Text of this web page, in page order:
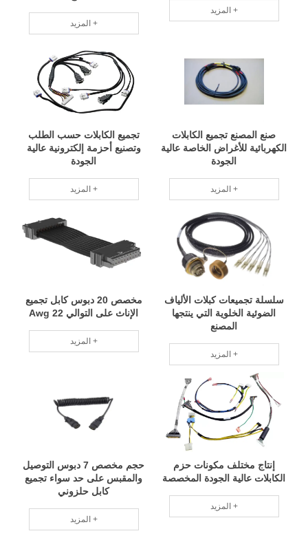
المزيد +
المزيد +
تجميع الكابلات حسب الطلب
وتصنيع أحزمة إلكترونية عالية
الجودة
المزيد +
صنع المصنع تجميع الكابلات
الكهربائية للأغراض الخاصة عالية
الجودة
المزيد +
مخصص 20 دبوس كابل تجميع
الإناث على التوالي 22 Awg
المزيد +
سلسلة تجميعات كبلات الألياف
الضوئية الخلوية التي ينتجها
المصنع
المزيد +
حجم مخصص 7 دبوس التوصيل
والمقبس على حد سواء تجميع
كابل حلزوني
المزيد +
إنتاج مختلف مكونات حزم
الكابلات عالية الجودة المخصصة
المزيد +